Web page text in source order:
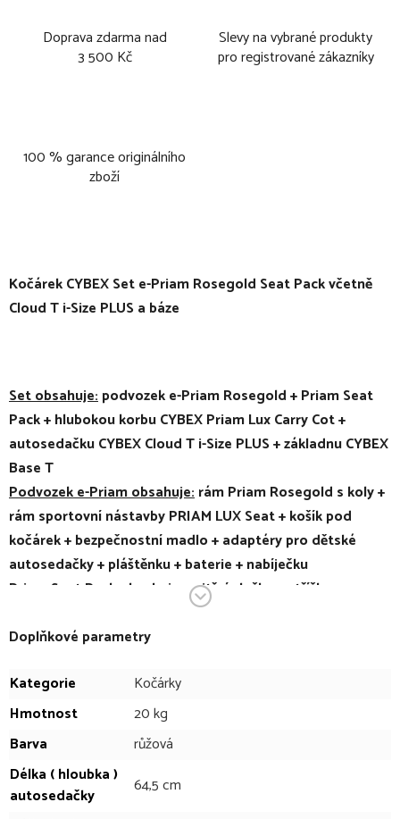
Doprava zdarma nad
3 500 Kč
Slevy na vybrané produkty
pro registrované zákazníky
100 % garance originálního
zboží
Kočárek CYBEX Set e-Priam Rosegold Seat Pack včetně
Cloud T i-Size PLUS a báze
Set obsahuje:podvozek e-Priam Rosegold + Priam Seat
Pack + hlubokou korbu CYBEX Priam Lux Carry Cot +
autosedačku CYBEX Cloud T i-Size PLUS + základnu CYBEX
Base T
Podvozek e-Priam obsahuje:rám Priam Rosegold s koly +
rám sportovní nástavby PRIAM LUX Seat + košík pod
kočárek + bezpečnostní madlo + adaptéry pro dětské
autosedačky + pláštěnku + baterie + nabíječku
Priam Seat Pack obsahuje:
vnitřní vložku + stříšku +
polstrování pásů + potah opěrky nohou
Hluboká korba obsahuje:
pěny
SEAT PACK 2023-2024 NENÍ KOMPATIBILNÍ S
KONTRUKCÍ MODELU 2019-2021!
HLUBOKÁ KORBA PRIAM CARRY COT 2023-2024 NENÍ
KOMPATIBILNÍ S KOČÁRKEM PRIAM 2019-2021!
Doplňkové parametry
Kategorie
Kočárky
Hmotnost
20 kg
Barva
růžová
Délka ( hloubka )
autosedačky
64,5 cm